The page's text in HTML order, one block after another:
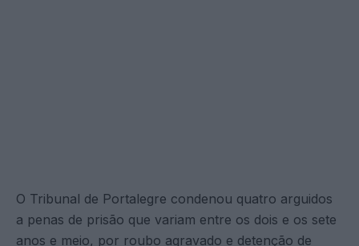
O Tribunal de Portalegre condenou quatro arguidos
a penas de prisão que variam entre os dois e os sete
anos e meio, por roubo agravado e detenção de